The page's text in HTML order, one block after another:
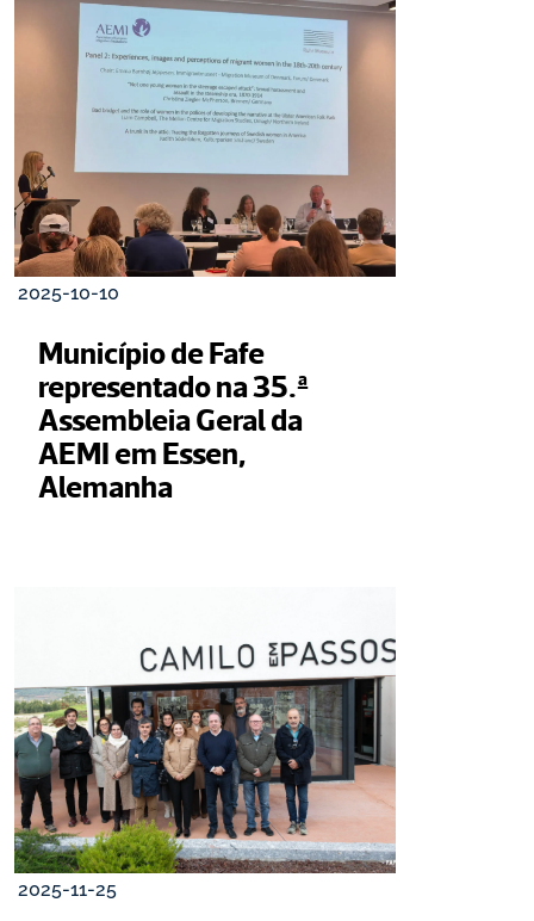
2025-10-10
Município de Fafe
representado na 35.ª
Assembleia Geral da
AEMI em Essen,
Alemanha
2025-11-25